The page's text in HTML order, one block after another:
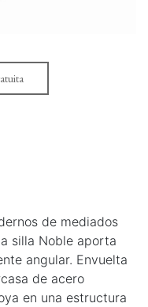
de mediados
silla Noble aporta
angular. Envuelta
de acero
en una estructura